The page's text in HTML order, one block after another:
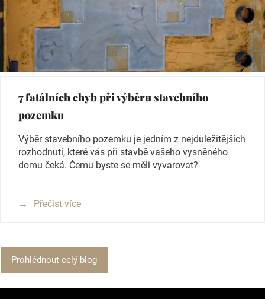
7 fatálních chyb při výběru stavebního
pozemku
Výběr stavebního pozemku je jedním z nejdůležitějších
rozhodnutí, které vás při stavbě vašeho vysněného
domu čeká. Čemu byste se měli vyvarovat?
Přečíst více
Prohlédnout celý blog